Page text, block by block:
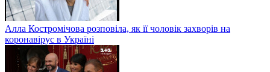
Алла Костромічова розповіла, як її чоловік захворів на
коронавірус в Україні